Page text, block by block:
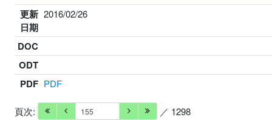
更新
日期
2016/02/26
DOC
ODT
PDF PDF
頁次:
／ 1298